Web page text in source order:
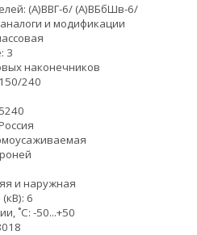
(А)ВВГ-6/ (А)ВБбШв-6/
и модификации
3
наконечников
240
240
и наружная
6
˚С: -50...+50